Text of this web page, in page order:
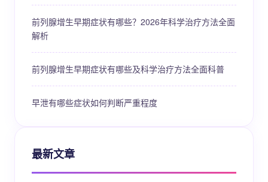
前列腺增生早期症状有哪些？2026年科学治疗方法全面
解析
前列腺增生早期症状有哪些及科学治疗方法全面科普
早泄有哪些症状如何判断严重程度
最新文章